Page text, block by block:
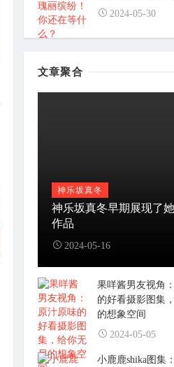
2024-05-30
文章聚合
神乐坂真冬
神乐坂真冬早期展现了
作品
2024-05-16
果咩酱男友视角
的好看摄影图集
的想象空间
2024-05-05
小鹿鹿shika图集